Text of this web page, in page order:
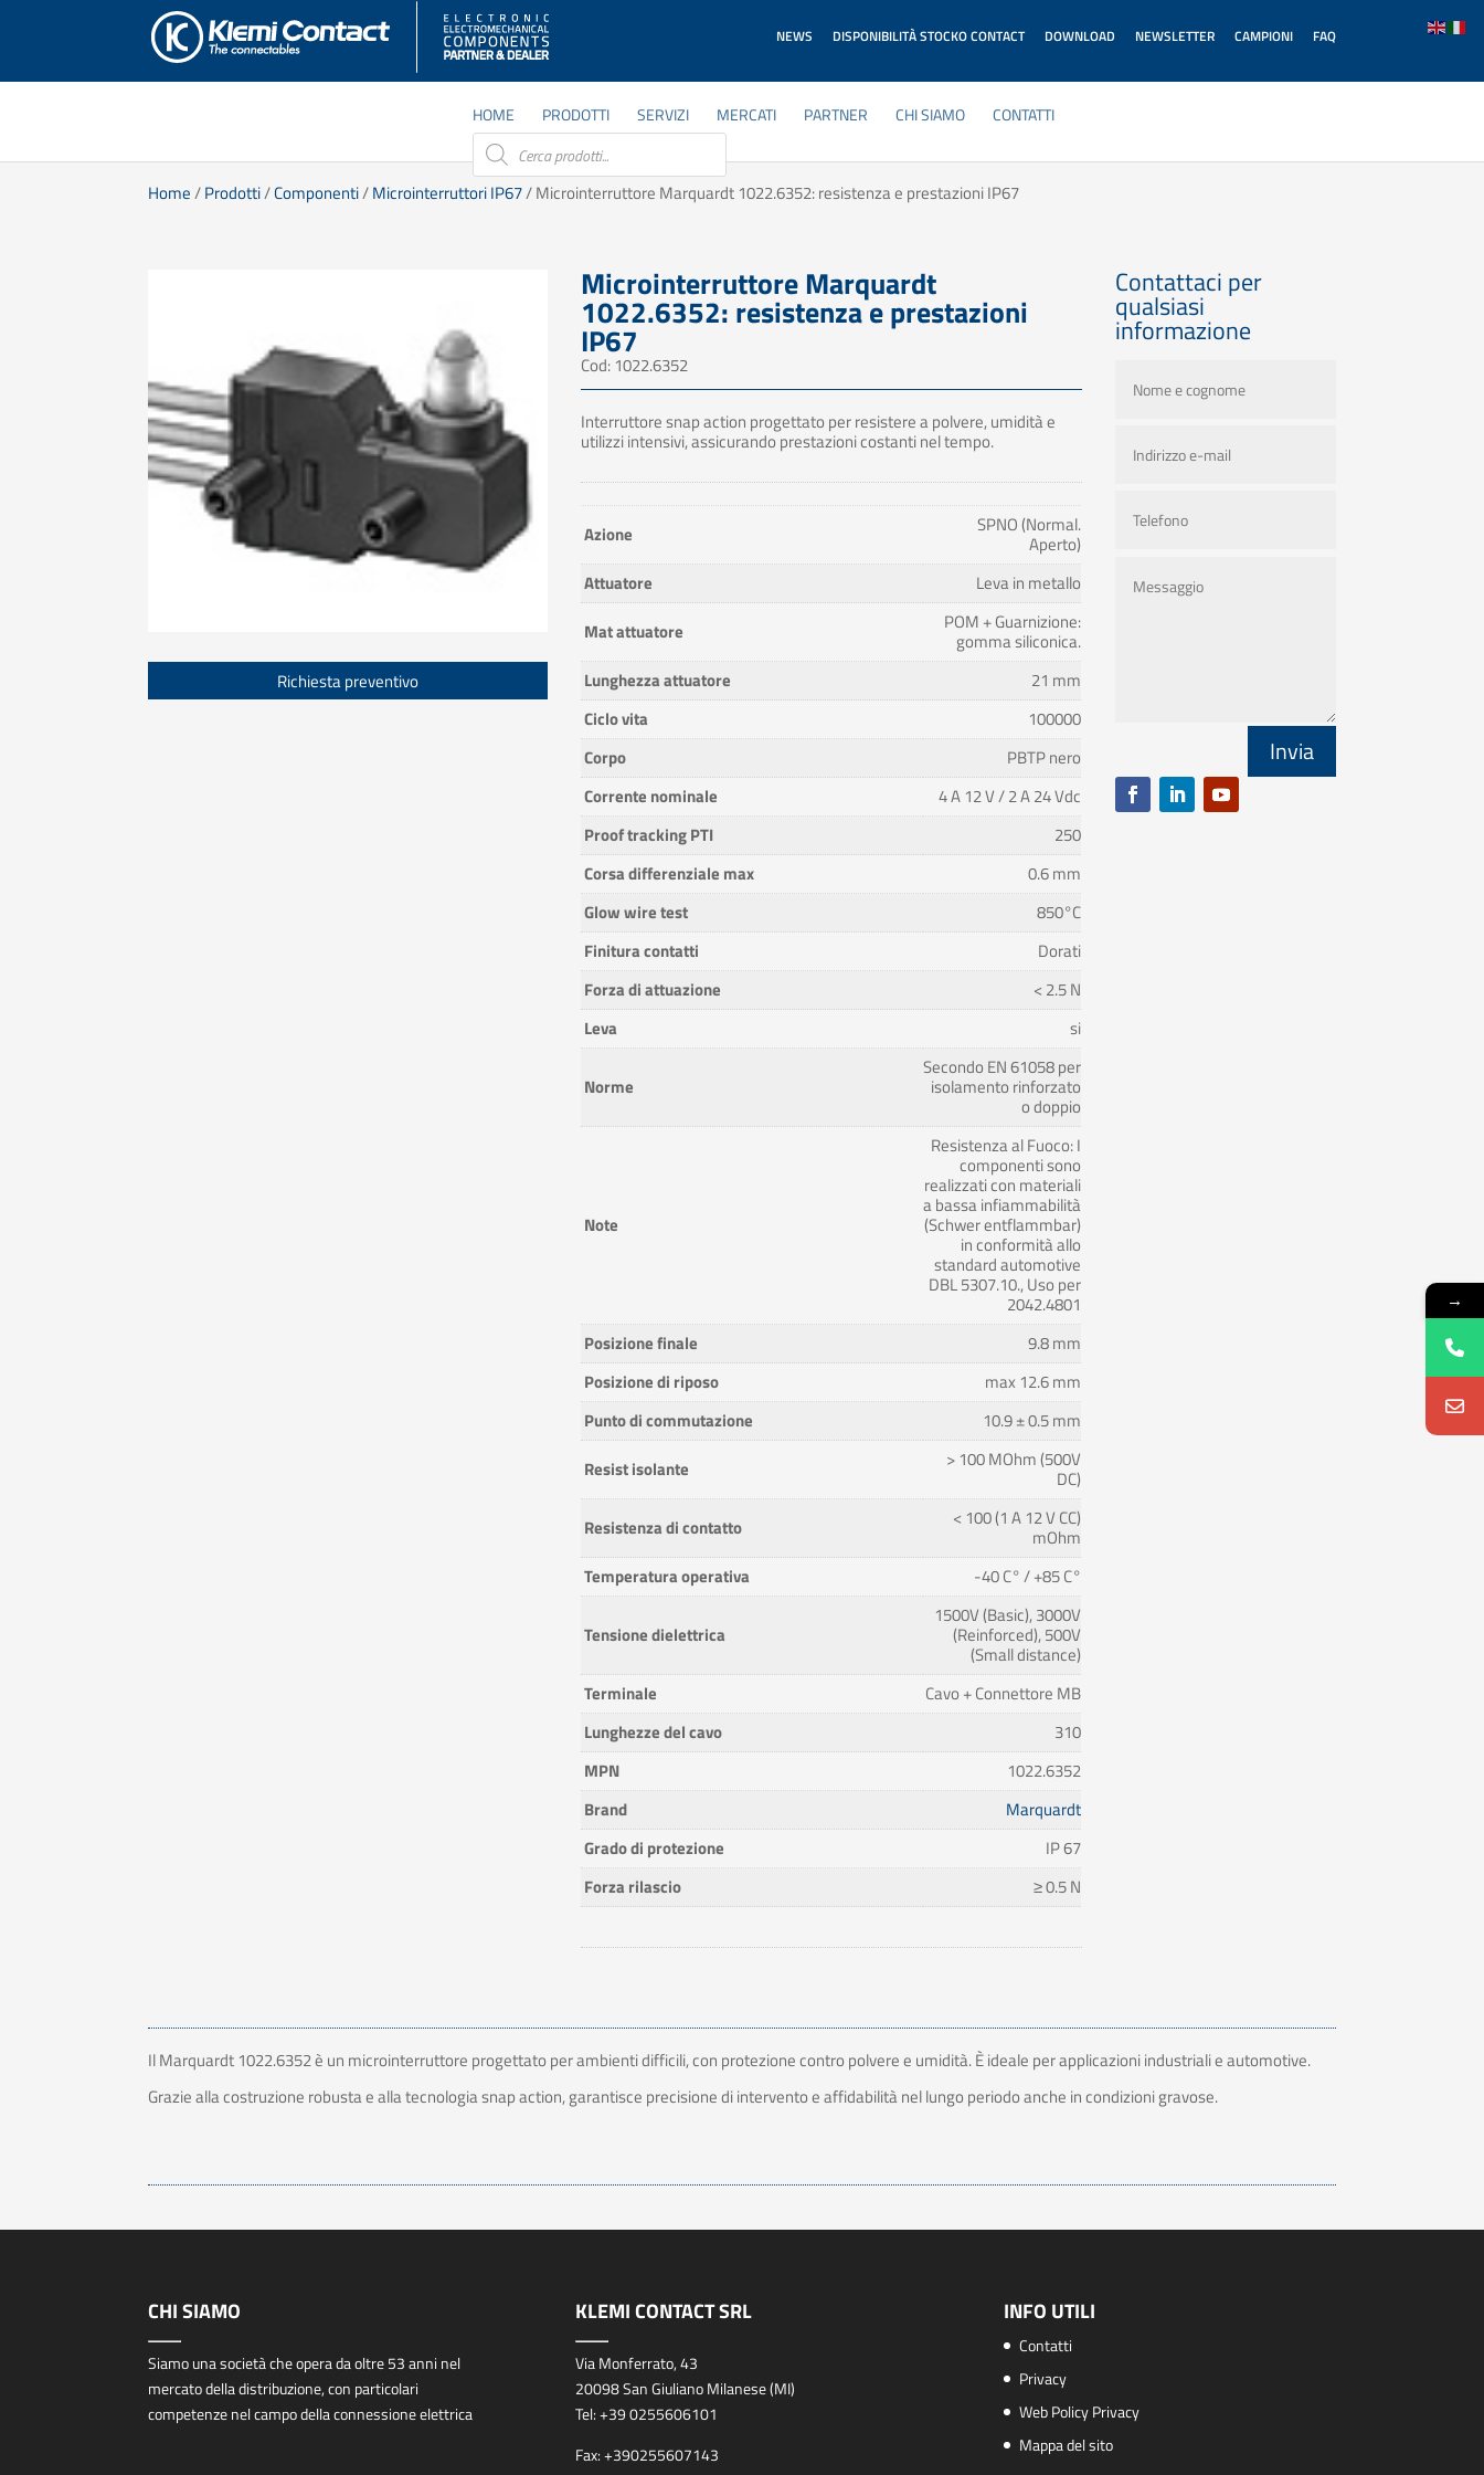
NEWS DISPONIBILITÀ STOCKO CONTACT DOWNLOAD NEWSLETTER CAMPIONI FAQ
HOME PRODOTTI SERVIZI MERCATI PARTNER CHI SIAMO
CONTATTI
Products
search
Home/Prodotti/Componenti/Microinterruttori IP67/ Microinterruttore Marquardt 1022.6352: resistenza e prestazioni IP67
Richiesta preventivo
Microinterruttore Marquardt
1022.6352: resistenza e prestazioni
IP67
Cod: 1022.6352
Interruttore snap action progettato per resistere a polvere, umidità e
utilizzi intensivi, assicurando prestazioni costanti nel tempo.
Azione SPNO (Normal.
Aperto)
Attuatore
Leva in metallo
Mat attuatore
POM + Guarnizione:
gomma siliconica.
Lunghezza attuatore
21 mm
Ciclo vita
100000
Corpo
PBTP nero
Corrente nominale
4 A 12 V / 2 A 24 Vdc
Proof tracking PTI
250
Corsa differenziale max
0.6 mm
Glow wire test
850°C
Finitura contatti
Dorati
Forza di attuazione
< 2.5 N
Leva
si
Norme
Secondo EN 61058 per
isolamento rinforzato
o doppio
Note
Resistenza al Fuoco: I
componenti sono
realizzati con materiali
a bassa infiammabilità
(Schwer entflammbar)
in conformità allo
standard automotive
DBL 5307.10., Uso per
2042.4801
Posizione finale
9.8 mm
Posizione di riposo
max 12.6 mm
Punto di commutazione
10.9 ± 0.5 mm
Resist isolante
> 100 MOhm (500V
DC)
Resistenza di contatto
< 100 (1 A 12 V CC)
mOhm
Temperatura operativa
-40 C° / +85 C°
Tensione dielettrica
1500V (Basic), 3000V
(Reinforced), 500V
(Small distance)
Terminale
Cavo + Connettore MB
Lunghezze del cavo
310
MPN
1022.6352
Brand
Marquardt
Grado di protezione
IP 67
Forza rilascio
≥ 0.5 N
Contattaci per
qualsiasi
informazione
Invia
Il Marquardt 1022.6352 è un microinterruttore progettato per ambienti difficili, con protezione contro polvere e umidità. È ideale per applicazioni industriali e automotive.
Grazie alla costruzione robusta e alla tecnologia snap action, garantisce precisione di intervento e affidabilità nel lungo periodo anche in condizioni gravose.
CHI SIAMO
Siamo una società che opera da oltre 53 anni nel
mercato della distribuzione, con particolari
competenze nel campo della connessione elettrica
KLEMI CONTACT SRL
Via Monferrato, 43
20098 San Giuliano Milanese (MI)
Tel:+39 0255606101
Fax:+390255607143
INFO UTILI
Contatti
Privacy
Web Policy Privacy
Mappa del sito
→